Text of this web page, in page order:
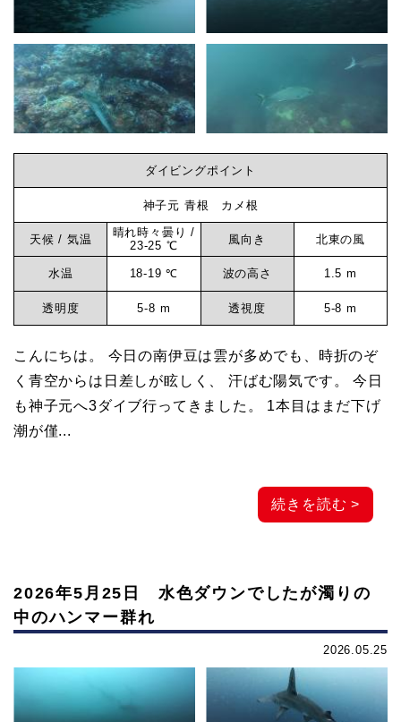
ダイビングポイント
神子元 青根 カメ根
天候 / 気温
晴れ時々曇り /
23-25 ℃
風向き 北東の風
水温 18-19 ℃ 波の高さ 1.5 m
透明度 5-8 m 透視度 5-8 m
こんにちは。 今日の南伊豆は雲が多めでも、時折のぞ
く青空からは日差しが眩しく、 汗ばむ陽気です。 今日
も神子元へ3ダイブ行ってきました。 1本目はまだ下げ
潮が僅...
続きを読む >
2026年5月25日 水色ダウンでしたが濁りの
中のハンマー群れ
2026.05.25